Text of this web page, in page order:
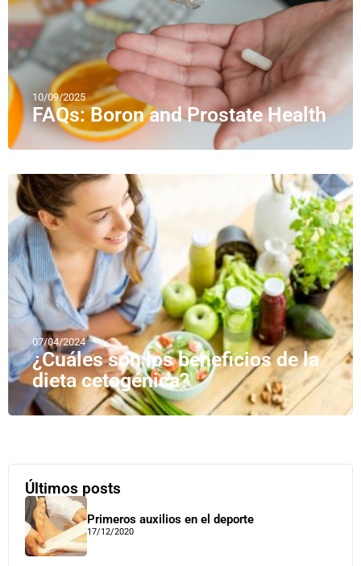
10/09/2025
FAQs: Boron and Prostate Health
07/04/2024
¿Cuáles son los beneficios de la
dieta cetogénica?
Últimos posts
Primeros auxilios en el deporte
17/12/2020